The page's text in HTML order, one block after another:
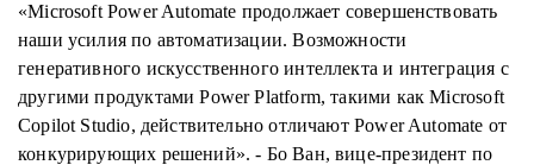
«Microsoft Power Automate продолжает совершенствовать
наши усилия по автоматизации. Возможности
генеративного искусственного интеллекта и интеграция с
другими продуктами Power Platform, такими как Microsoft
Copilot Studio, действительно отличают Power Automate от
конкурирующих решений». - Бо Ван, вице-президент по